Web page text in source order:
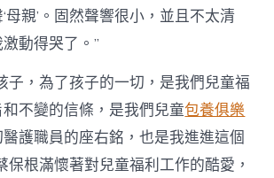
母親’。固然聲響很小，並且不太清
動得哭了。”
子，為了孩子的一切，是我們兒童福
不變的信條，是我們兒童包養俱樂
護職員的座右銘，也是我進進這個
保根滿懷著對兒童福利工作的酷愛，